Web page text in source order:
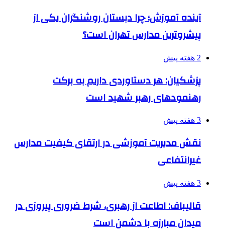
آینده آموزش؛ چرا دبستان روشنگران یکی از
پیشروترین مدارس تهران است؟
2 هفته پیش
پزشکیان: هر دستاوردی داریم به برکت
رهنمودهای رهبر شهید است
3 هفته پیش
نقش مدیریت آموزشی در ارتقای کیفیت مدارس
غیرانتفاعی
3 هفته پیش
قالیباف: اطاعت از رهبری، شرط ضروری پیروزی در
میدان مبارزه با دشمن است